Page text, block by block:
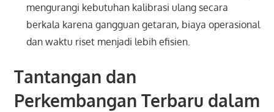
mengurangi kebutuhan kalibrasi ulang secara
berkala karena gangguan getaran, biaya operasional
dan waktu riset menjadi lebih efisien.
Tantangan dan
Perkembangan Terbaru dalam